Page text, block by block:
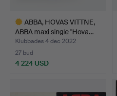
ABBA, HOVAS VITTNE,
ABBA maxi single "Hova…
Klubbades 4 dec 2022
27 bud
4 224 USD